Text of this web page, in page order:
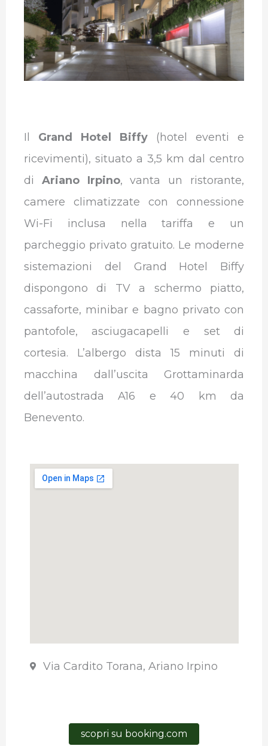
Il Grand Hotel Biffy (hotel eventi e
ricevimenti), situato a 3,5 km dal centro
di Ariano Irpino, vanta un ristorante,
camere climatizzate con connessione
Wi-Fi inclusa nella tariffa e un
parcheggio privato gratuito. Le moderne
sistemazioni del Grand Hotel Biffy
dispongono di TV a schermo piatto,
cassaforte, minibar e bagno privato con
pantofole, asciugacapelli e set di
cortesia. L’albergo dista 15 minuti di
macchina dall’uscita Grottaminarda
dell’autostrada A16 e 40 km da
Benevento.
Via Cardito Torana, Ariano Irpino
scopri su booking.com